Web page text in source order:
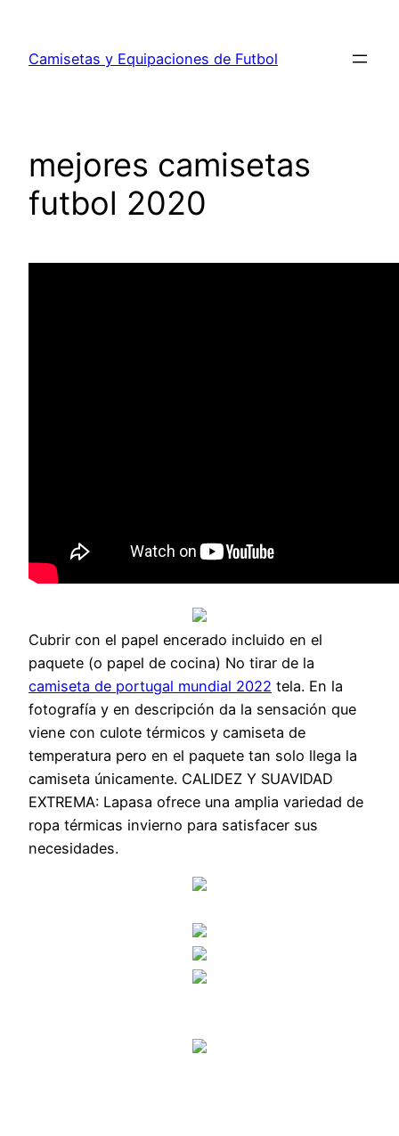
contenido
Camisetas y Equipaciones de Futbol
mejores camisetas
futbol 2020
Cubrir con el papel encerado incluido en el
paquete (o papel de cocina) No tirar de la
camiseta de portugal mundial 2022 tela. En la
fotografía y en descripción da la sensación que
viene con culote térmicos y camiseta de
temperatura pero en el paquete tan solo llega la
camiseta únicamente. CALIDEZ Y SUAVIDAD
EXTREMA: Lapasa ofrece una amplia variedad de
ropa térmicas invierno para satisfacer sus
necesidades.